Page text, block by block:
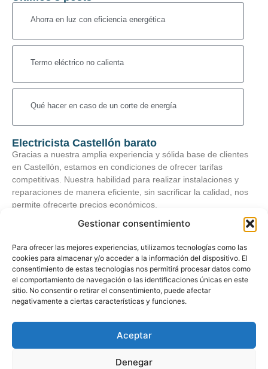
Gestionar consentimiento
Para ofrecer las mejores experiencias, utilizamos tecnologías como las
cookies para almacenar y/o acceder a la información del dispositivo. El
consentimiento de estas tecnologías nos permitirá procesar datos como
el comportamiento de navegación o las identificaciones únicas en este
sitio. No consentir o retirar el consentimiento, puede afectar
negativamente a ciertas características y funciones.
Aceptar
Denegar
Ahorra en luz con eficiencia energética
Termo eléctrico no calienta
Qué hacer en caso de un corte de energía
Electricista Castellón barato
Gracias a nuestra amplia experiencia y sólida base de clientes
en Castellón, estamos en condiciones de ofrecer tarifas
competitivas. Nuestra habilidad para realizar instalaciones y
reparaciones de manera eficiente, sin sacrificar la calidad, nos
permite ofrecerte precios económicos.
© Copyrightwww.electricistascastellon.com